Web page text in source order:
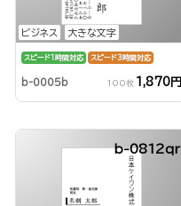
ビジネス 大きな文字
スピード1時間対応 スピード3時間対応
b-0005b 100枚 1,870円
b-0812qr